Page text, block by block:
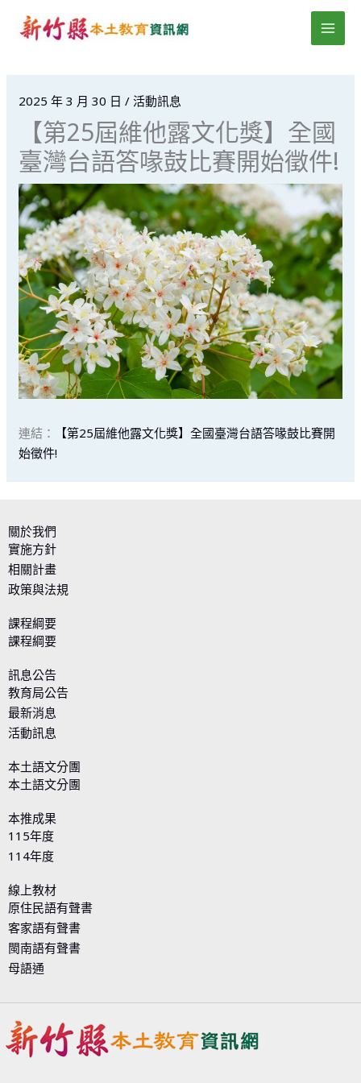
2025 年 3 月 30 日/活動訊息
【第25屆維他露文化獎】全國
臺灣台語答喙鼓比賽開始徵件!
連結：
【第25屆維他露文化獎】全國臺灣台語答喙鼓比賽開
始徵件!
關於我們
實施方針
相關計畫
政策與法規
課程綱要
課程綱要
訊息公告
教育局公告
最新消息
活動訊息
本土語文分團
本土語文分團
本推成果
115年度
114年度
線上教材
原住民語有聲書
客家語有聲書
閩南語有聲書
母語通